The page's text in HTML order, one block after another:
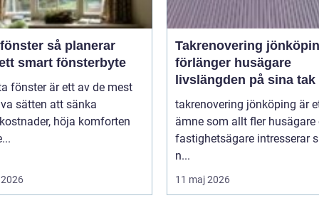
så planerar
smart fönsterbyte
fönster är ett av de mest
sätten att sänka
höja komforten
Takrenovering
förlänger husägare
livslängden på sina tak
takrenovering jönköping är
ämne som allt fler husägare
fastighetsägare intresserar
n...
11 maj 2026